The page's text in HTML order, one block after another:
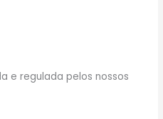
e regulada pelos nossos